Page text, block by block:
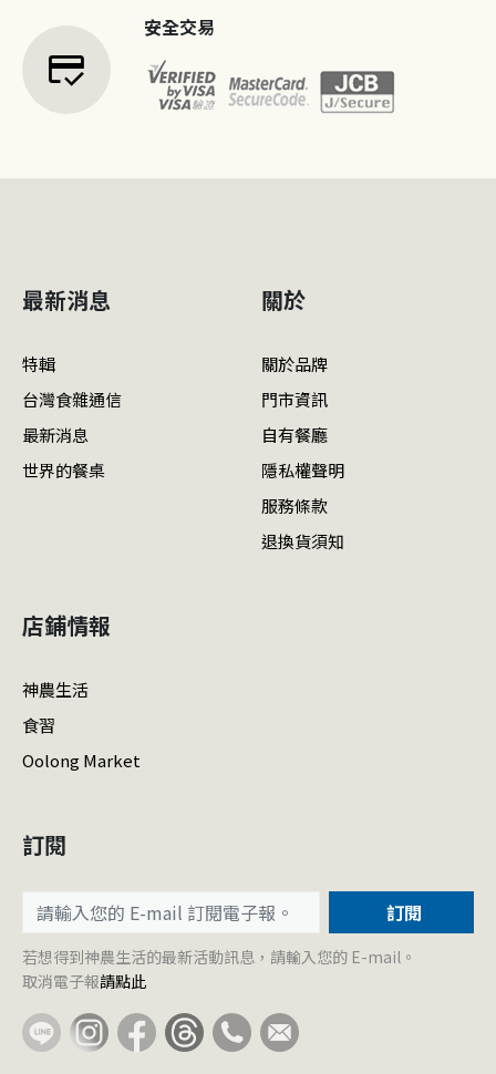
credit_score
安全交易
最新消息
特輯
台灣食雜通信
最新消息
世界的餐桌
關於
關於品牌
門市資訊
自有餐廳
隱私權聲明
服務條款
退換貨須知
店鋪情報
神農生活
食習
Oolong Market
訂閱
訂閱
若想得到神農生活的最新活動訊息，請輸入您的 E-mail。
取消電子報請點此